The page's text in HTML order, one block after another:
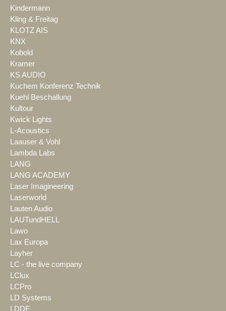
Kindermann
Kling & Freitag
KLOTZ AIS
KNX
Kobold
Kramer
KS AUDIO
Kuchem Konferenz Technik
Kuehl Beschallung
Kultour
Kwick Lights
L-Acoustics
Laauser & Vohl
Lambda Labs
LANG
LANG ACADEMY
Laser Imagineering
Laserworld
Lauten Audio
LAUTundHELL
Lawo
Lax Europa
Layher
LC - the live company
LClux
LCPro
LD Systems
LDDE